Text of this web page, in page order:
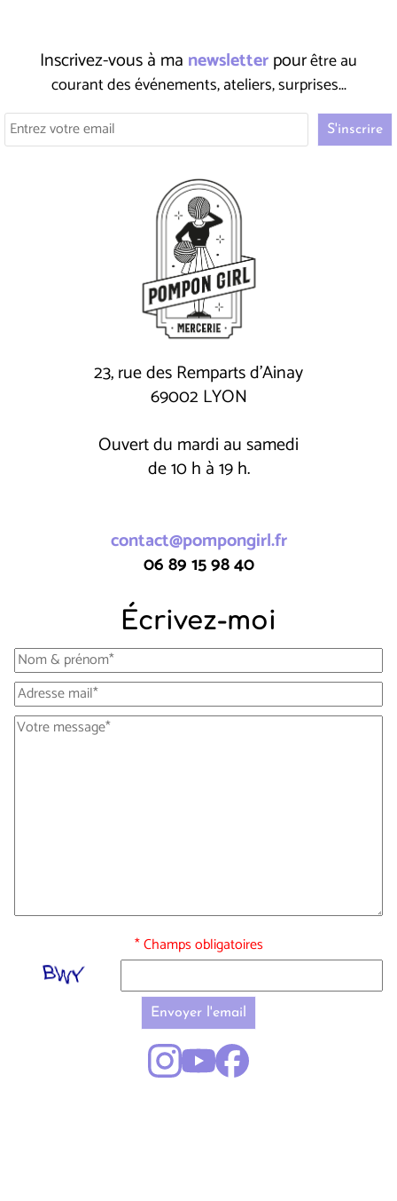
Inscrivez-vous à ma newsletterpourêtre au
courant des événements, ateliers, surprises...
23, rue des Remparts d'Ainay
69002 LYON
Ouvert du mardi au samedi
de 10 h à 19 h.
contact@pompongirl.fr
06 89 15 98 40
Écrivez-moi
* Champs obligatoires
Envoyer l'email